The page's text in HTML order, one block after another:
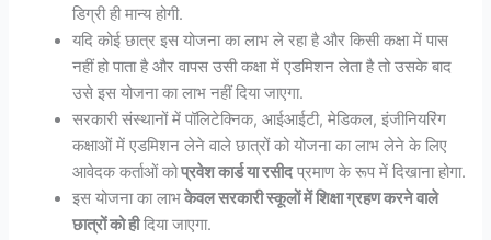
डिग्री ही मान्य होगी.
यदि कोई छात्र इस योजना का लाभ ले रहा है और किसी कक्षा में पास
नहीं हो पाता है और वापस उसी कक्षा में एडमिशन लेता है तो उसके बाद
उसे इस योजना का लाभ नहीं दिया जाएगा.
सरकारी संस्थानों में पॉलिटेक्निक, आईआईटी, मेडिकल, इंजीनियरिंग
कक्षाओं में एडमिशन लेने वाले छात्रों को योजना का लाभ लेने के लिए
आवेदक कर्ताओं कोप्रवेश कार्ड या रसीदप्रमाण के रूप में दिखाना होगा.
इस योजना का लाभकेवल सरकारी स्कूलों में शिक्षा ग्रहण करने वाले
छात्रों को हीदिया जाएगा.